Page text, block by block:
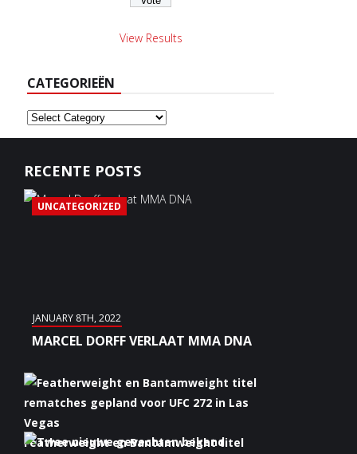
View Results
CATEGORIEËN
Categorieën
RECENTE POSTS
UNCATEGORIZED
JANUARY 8TH, 2022
MARCEL DORFF VERLAAT MMA DNA
Featherweight en Bantamweight titel